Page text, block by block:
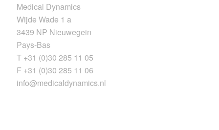
Medical Dynamics
Wijde Wade 1 a
3439 NP Nieuwegein
Pays-Bas
T +31 (0)30 285 11 05
F +31 (0)30 285 11 06
info@medicaldynamics.nl